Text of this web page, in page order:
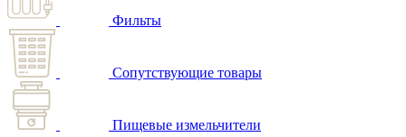
Фильты
Сопутствующие товары
Пищевые измельчители